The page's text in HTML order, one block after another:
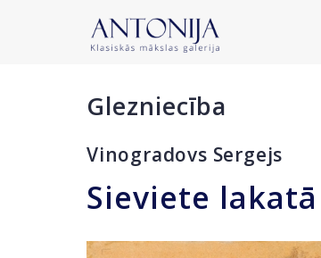
Glezniecība
Vinogradovs Sergejs
Sieviete lakatā